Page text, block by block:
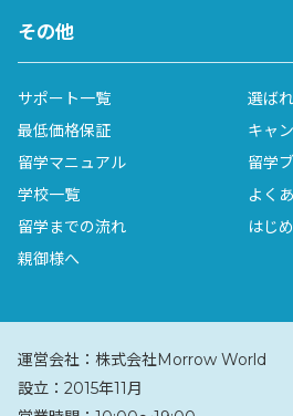
English Unlimited
Campus
イングリッシュ・アンリミテッド
その他
サポート一覧
選ば
最低価格保証
キャ
留学マニュアル
留学
学校一覧
よく
留学までの流れ
はじ
親御様へ
運営会社： 株式会社Morrow World
設立： 2015年11月